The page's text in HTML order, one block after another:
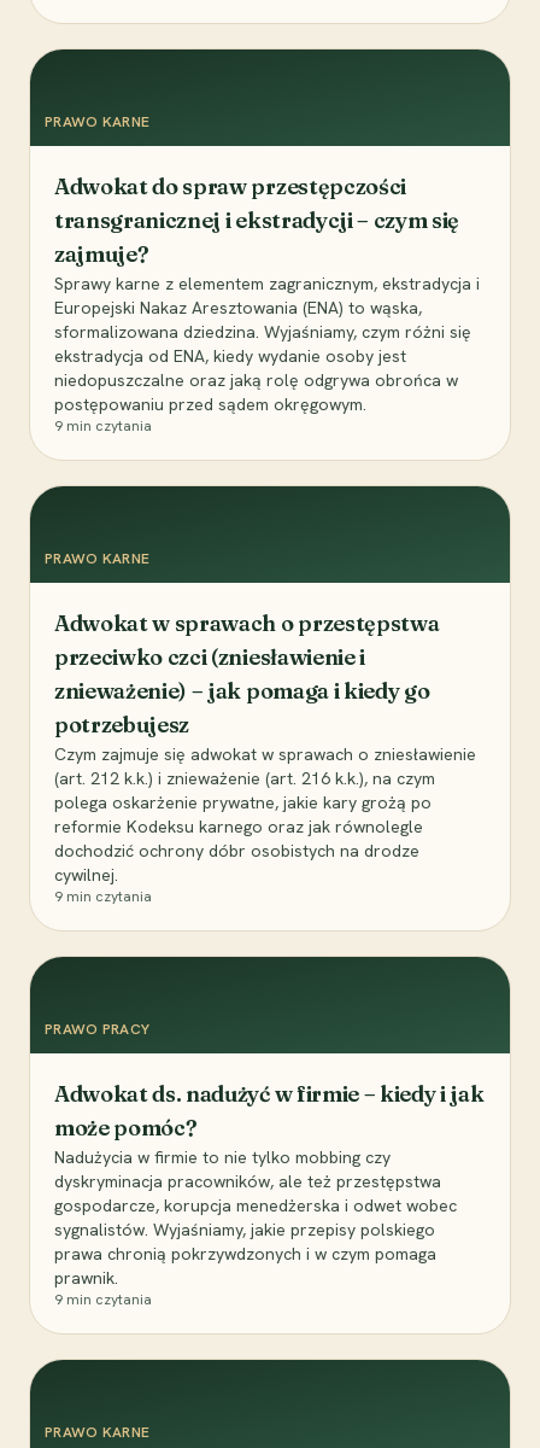
PRAWO KARNE
Adwokat do spraw przestępczości
transgranicznej i ekstradycji – czym się
zajmuje?
Sprawy karne z elementem zagranicznym, ekstradycja i
Europejski Nakaz Aresztowania (ENA) to wąska,
sformalizowana dziedzina. Wyjaśniamy, czym różni się
ekstradycja od ENA, kiedy wydanie osoby jest
niedopuszczalne oraz jaką rolę odgrywa obrońca w
postępowaniu przed sądem okręgowym.
9 min czytania
PRAWO KARNE
Adwokat w sprawach o przestępstwa
przeciwko czci (zniesławienie i
znieważenie) – jak pomaga i kiedy go
potrzebujesz
Czym zajmuje się adwokat w sprawach o zniesławienie
(art. 212 k.k.) i znieważenie (art. 216 k.k.), na czym
polega oskarżenie prywatne, jakie kary grożą po
reformie Kodeksu karnego oraz jak równolegle
dochodzić ochrony dóbr osobistych na drodze
cywilnej.
9 min czytania
PRAWO PRACY
Adwokat ds. nadużyć w firmie – kiedy i jak
może pomóc?
Nadużycia w firmie to nie tylko mobbing czy
dyskryminacja pracowników, ale też przestępstwa
gospodarcze, korupcja menedżerska i odwet wobec
sygnalistów. Wyjaśniamy, jakie przepisy polskiego
prawa chronią pokrzywdzonych i w czym pomaga
prawnik.
9 min czytania
PRAWO KARNE